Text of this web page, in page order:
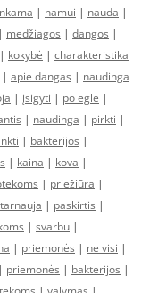
| namui | nauda |
| medžiagos | dangos |
| kokybė | charakteristika
| apie dangas | naudinga
| įsigyti | po egle |
| naudinga | pirkti |
| bakterijos |
| kaina | kova |
| priežiūra |
tarnauja | paskirtis |
| svarbu |
| priemonės | ne visi |
| priemonės | bakterijos |